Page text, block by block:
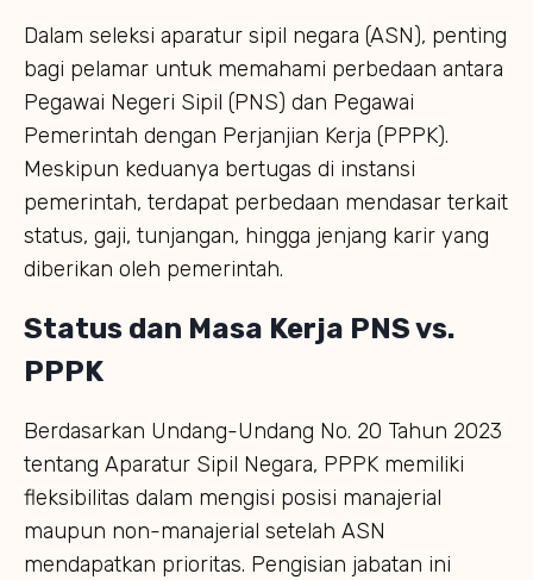
Dalam seleksi aparatur sipil negara (ASN), penting
bagi pelamar untuk memahami perbedaan antara
Pegawai Negeri Sipil (PNS) dan Pegawai
Pemerintah dengan Perjanjian Kerja (PPPK).
Meskipun keduanya bertugas di instansi
pemerintah, terdapat perbedaan mendasar terkait
status, gaji, tunjangan, hingga jenjang karir yang
diberikan oleh pemerintah.
Status dan Masa Kerja PNS vs.
PPPK
Berdasarkan Undang-Undang No. 20 Tahun 2023
tentang Aparatur Sipil Negara, PPPK memiliki
fleksibilitas dalam mengisi posisi manajerial
maupun non-manajerial setelah ASN
mendapatkan prioritas. Pengisian jabatan ini